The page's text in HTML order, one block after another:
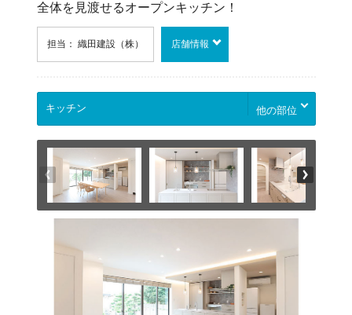
全体を見渡せるオープンキッチン！
担当： 織田建設（株） 店舗情報
他の部位